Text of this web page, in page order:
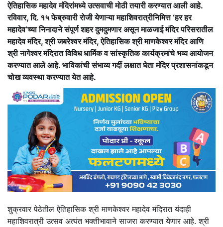
ऐतिहासिक महादेव मंदिरांमध्ये उत्सवाची मोठी तयारी करण्यात आली आहे.
रविवार, दि. १५ फेब्रुवारी रोजी येणाऱ्या महाशिवरात्रीनिमित्त ‘हर हर
महादेव’च्या निनादाने संपूर्ण शहर दुमदुमणार असून माळजाई मंदिर परिसरातील
महादेव मंदिर, श्री जबरेश्वर मंदिर, ऐतिहासिक श्री माणकेश्वर मंदिर आणि
श्री नागेश्वर मंदिरात विविध धार्मिक व सांस्कृतिक कार्यक्रमांचे भव्य आयोजन
करण्यात आले आहे. भाविकांची संभाव्य गर्दी लक्षात घेता मंदिर प्रशासनांकडून
चोख व्यवस्था करण्यात येत आहे.
शुक्रवार पेठेतील ऐतिहासिक श्री माणकेश्वर महादेव मंदिरात यंदाही
महाशिवरात्री उत्सव अत्यंत भक्तीभावाने साजरा करण्यात येणार आहे. श्री